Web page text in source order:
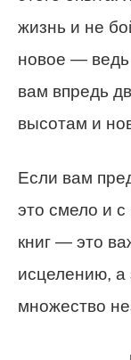
жизнь и не
новое — ведь
вам впредь
высотам и
Если вам
это смело и
книг — это
исцелению, а
множество